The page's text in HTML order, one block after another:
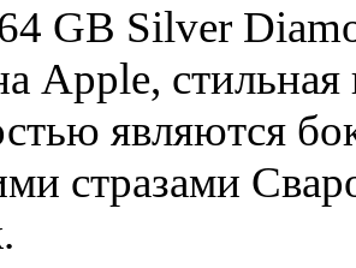
GB Silver
Apple,
являются
стразами